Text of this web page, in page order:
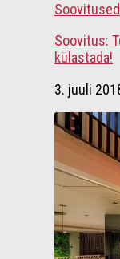
Soovitused
Soovitus:
külastada!
3. juuli